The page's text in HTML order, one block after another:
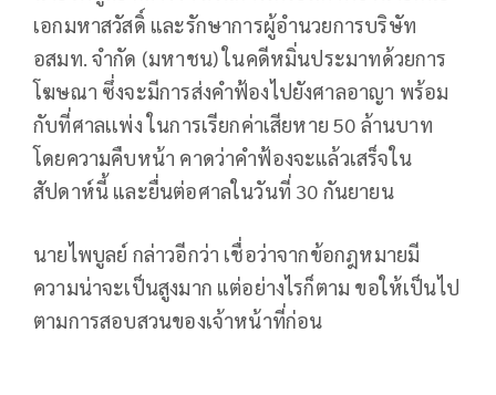
เอกมหาสวัสดิ์ และรักษาการผู้อำนวยการบริษัท
อสมท. จำกัด (มหาชน) ในคดีหมิ่นประมาทด้วยการ
โฆษณา ซึ่งจะมีการส่งคำฟ้องไปยังศาลอาญา พร้อม
กับที่ศาลเเพ่ง ในการเรียกค่าเสียหาย 50 ล้านบาท
โดยความคืบหน้า คาดว่าคำฟ้องจะแล้วเสร็จใน
สัปดาห์นี้ และยื่นต่อศาลในวันที่ 30 กันยายน
นายไพบูลย์ กล่าวอีกว่า เชื่อว่าจากข้อกฎหมายมี
ความน่าจะเป็นสูงมาก แต่อย่างไรก็ตาม ขอให้เป็นไป
ตามการสอบสวนของเจ้าหน้าที่ก่อน